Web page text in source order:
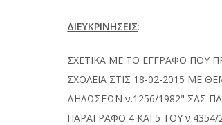
ΔΙΕΥΚΡΙΝΗΣΕΙΣ:
ΣΧΕΤΙΚΑ ΜΕ ΤΟ ΕΓΓΡΑΦΟ ΠΟΥ
ΣΧΟΛΕΙΑ ΣΤΙΣ 18-02-2015 ΜΕ
ΔΗΛΩΣΕΩΝ ν.1256/1982" ΣΑΣ
ΠΑΡΑΓΡΑΦΟ 4 ΚΑΙ 5 ΤΟΥ